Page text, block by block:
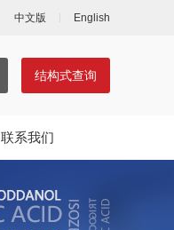
中文版 English
结构式查询
联系我们